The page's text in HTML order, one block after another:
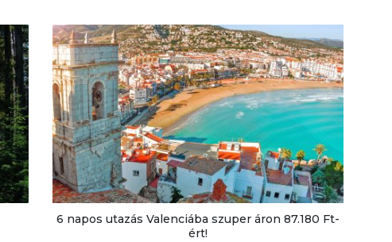
6 napos utazás Valenciába szuper áron 87.180 Ft-
ért!